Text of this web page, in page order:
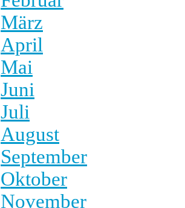
März
April
Mai
Juni
Juli
August
September
Oktober
November